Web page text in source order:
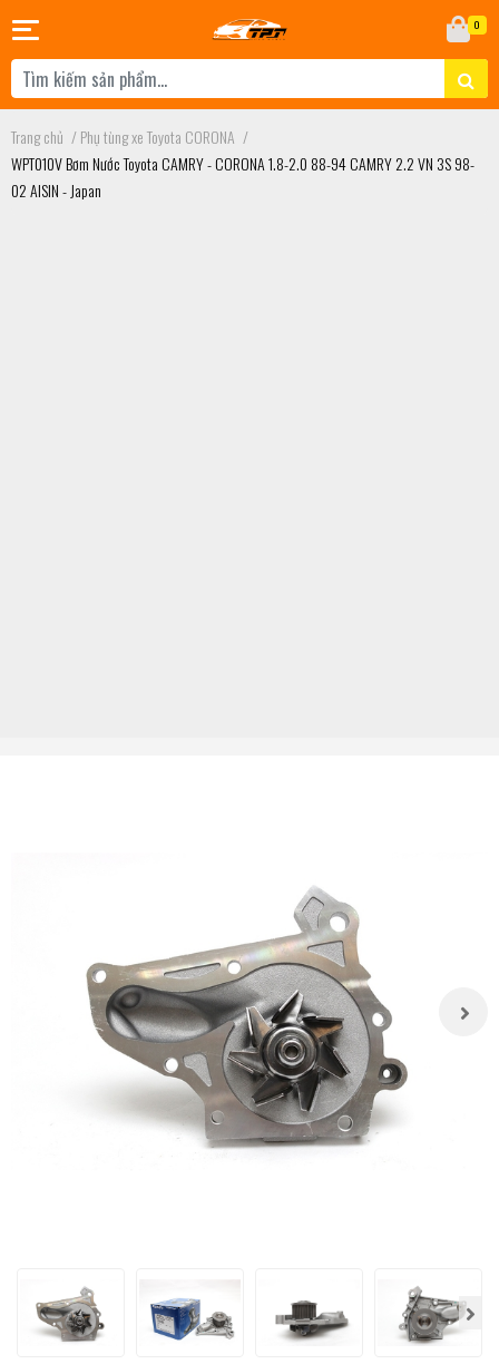
0
Trang chủ /Phụ tùng xe Toyota CORONA /
WPT010V Bơm Nước Toyota CAMRY - CORONA 1.8-2.0 88-94 CAMRY 2.2 VN 3S 98-
02 AISIN - Japan